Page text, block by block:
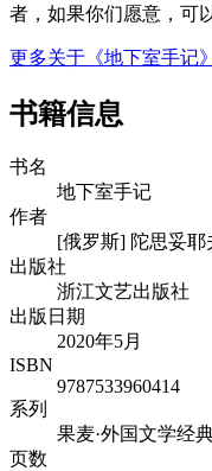
者，如果你们愿意，可
更多关于《地下室手记
书籍信息
书名
地下室手记
作者
[俄罗斯] 陀思妥耶
出版社
浙江文艺出版社
出版日期
2020年5月
ISBN
9787533960414
系列
果麦·外国文学经
页数